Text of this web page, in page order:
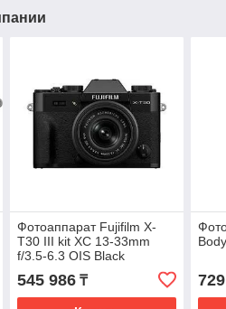
Фотоаппарат Fujifilm X-
T30 III kit XC 13-33mm
f/3.5-6.3 OIS Black
545 986₸